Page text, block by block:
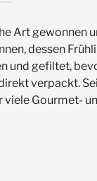
Art gewonnen
dessen
und gefiltet,
verpackt.
viele Gourmet-